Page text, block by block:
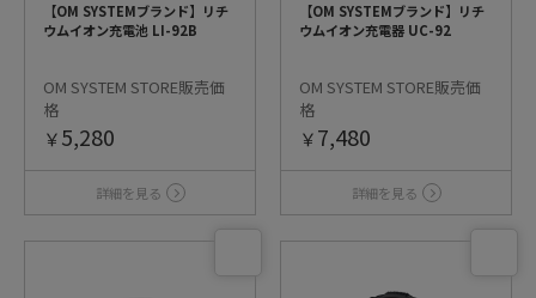
【OM SYSTEMブランド】リチ
ウムイオン充電池 LI-92B
OM SYSTEM STORE販売価
格
￥5,280
詳細を見る
【OM SYSTEMブランド】リチ
ウムイオン充電器 UC-92
OM SYSTEM STORE販売価
格
￥7,480
詳細を見る